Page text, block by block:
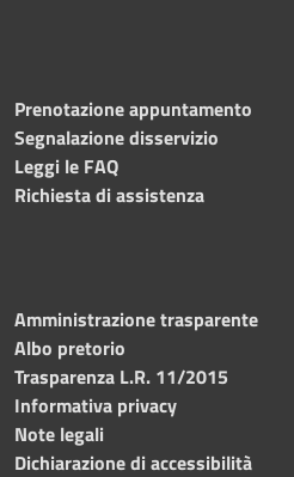
Prenotazione appuntamento
Segnalazione disservizio
Leggi le FAQ
Richiesta di assistenza
Amministrazione trasparente
Albo pretorio
Trasparenza L.R. 11/2015
Informativa privacy
Note legali
Dichiarazione di accessibilità